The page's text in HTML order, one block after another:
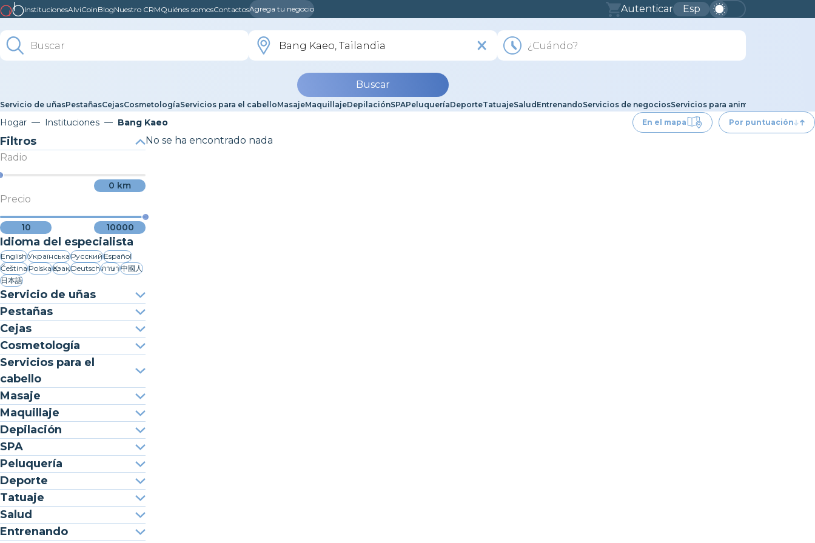
InstitucionesAlviCoinBlogNuestro CRMQuiénes somosContactosAgrega tu negocio Autenticar Esp
Buscar
Servicio de uñasPestañasCejasCosmetologíaServicios para el cabelloMasajeMaquillajeDepilaciónSPAPeluqueríaDeporteTatuajeSalud EntrenandoServicios de negociosServicios para animales
Hogar Instituciones Bang Kaeo En el mapa Por puntuación
Filtros
Radio
0 km
Precio
10 10000
Idioma del especialista
EnglishУкраїнськаРусскийEspañol
ČeštinaPolskaҚазақDeutschภาษา中國人
日本語
Servicio de uñas
Pestañas
Cejas
Cosmetología
Servicios para el
cabello
Masaje
Maquillaje
Depilación
SPA
Peluquería
Deporte
Tatuaje
Salud
Entrenando
No se ha encontrado nada